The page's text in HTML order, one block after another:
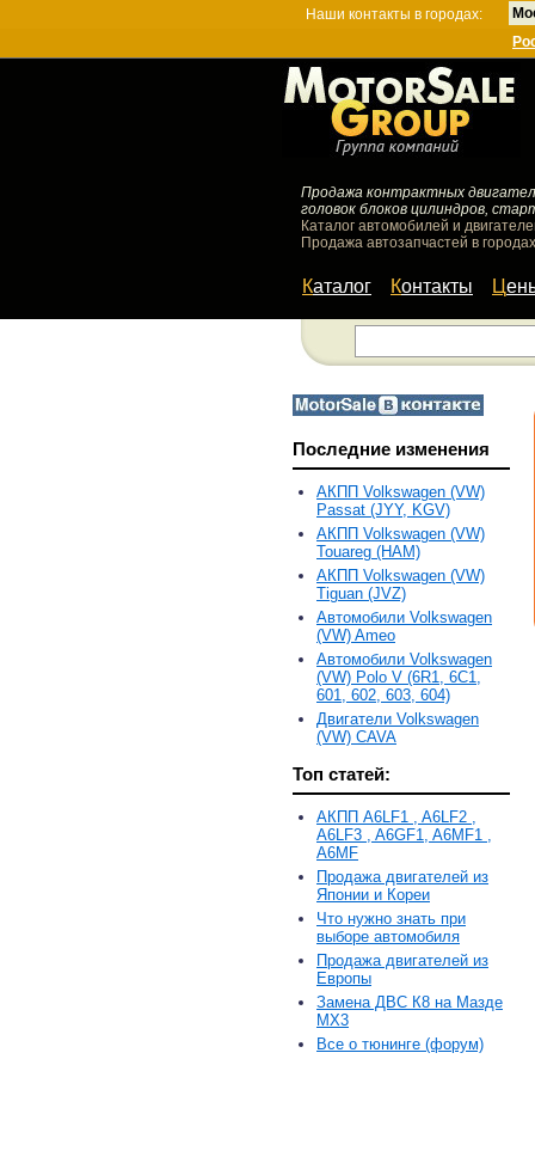
Наши контакты в городах:
Продажа контрактных
головок блоков цилиндров,
Каталог автомобилей и
Продажа автозапчастей в
Каталог Контакты
Последние изменения
АКПП Volkswagen (VW)
Passat (JYY, KGV)
АКПП Volkswagen (VW)
Touareg (HAM)
АКПП Volkswagen (VW)
Tiguan (JVZ)
Автомобили Volkswagen
(VW) Ameo
Автомобили Volkswagen
(VW) Polo V (6R1, 6С1,
601, 602, 603, 604)
Двигатели Volkswagen
(VW) CAVA
Топ статей:
АКПП A6LF1 , A6LF2 ,
A6LF3 , A6GF1, A6MF1 ,
A6MF
Продажа двигателей из
Японии и Кореи
Что нужно знать при
выборе автомобиля
Продажа двигателей из
Европы
Замена ДВС К8 на Мазде
MX3
Все о тюнинге (форум)